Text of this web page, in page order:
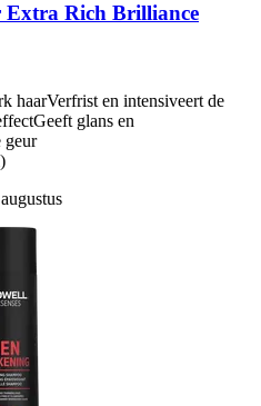
Extra Rich Brilliance
haarVerfrist en intensiveert de
glans en
geur